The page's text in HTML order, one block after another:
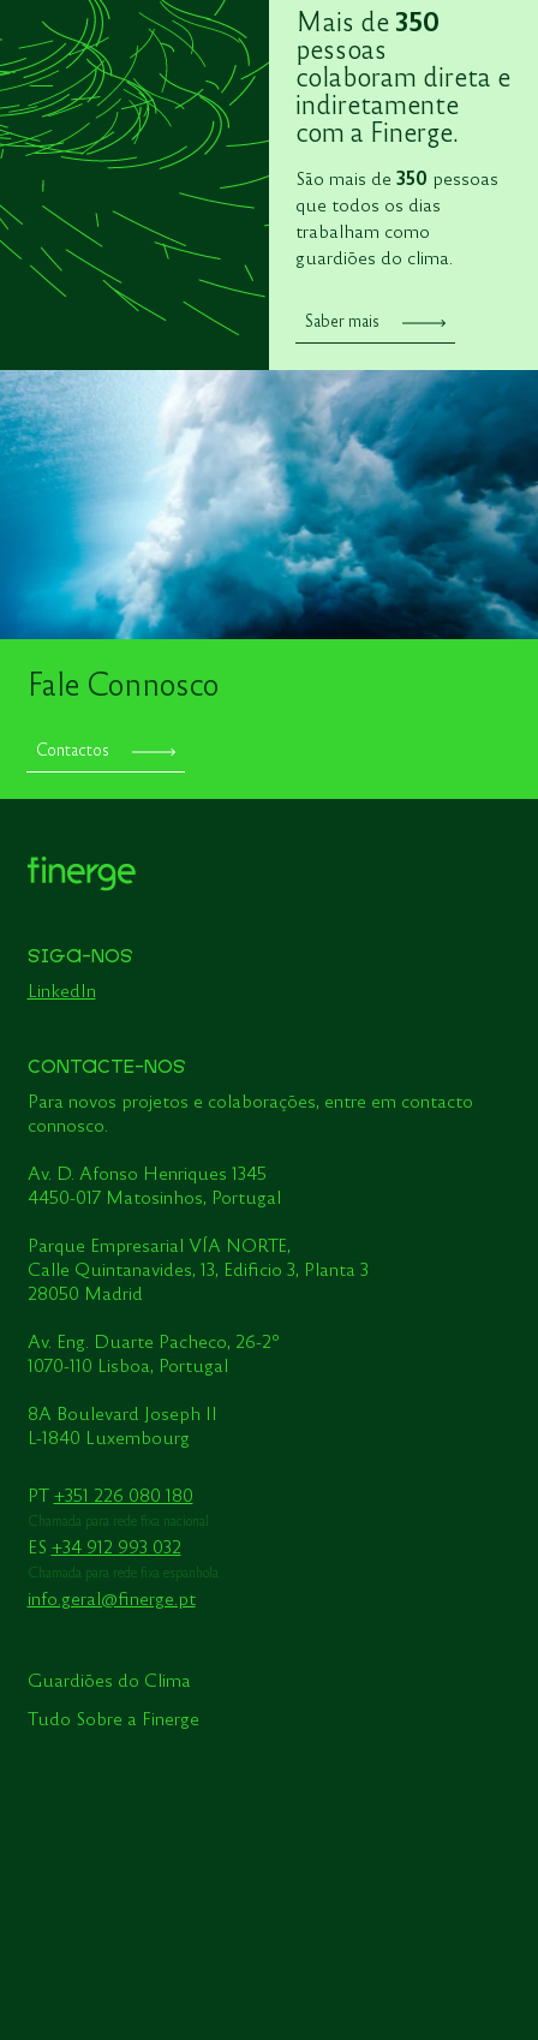
Mais de 350
pessoas
colaboram direta e
indiretamente
com a Finerge.
São mais de 350 pessoas
que todos os dias
trabalham como
guardiões do clima.
Saber mais
Fale Connosco
Contactos
SIGA-NOS
LinkedIn
CONTACTE-NOS
Para novos projetos e colaborações, entre em contacto
connosco.
Av. D. Afonso Henriques 1345
4450-017 Matosinhos, Portugal
Parque Empresarial VÍA NORTE,
Calle Quintanavides, 13, Edificio 3, Planta 3
28050 Madrid
Av. Eng. Duarte Pacheco, 26-2º
1070-110 Lisboa, Portugal
8A Boulevard Joseph II
L-1840 Luxembourg
PT +351 226 080 180
Chamada para rede fixa nacional
ES +34 912 993 032
Chamada para rede fixa espanhola
info.geral@finerge.pt
Guardiões do Clima
Tudo Sobre a Finerge